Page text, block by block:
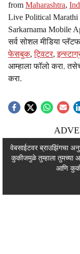
from Maharashtra,
Live Political
Sarkarnama Mobile
सर्व सोशल मीडिया
फेसबुक,ट्विटर,
आम्हाला फॉलो करा.
करा.
वेबसाईटवर ब्राउझिंगचा
कुकीजमुळे तुम्हाला तुमच्या
आणि